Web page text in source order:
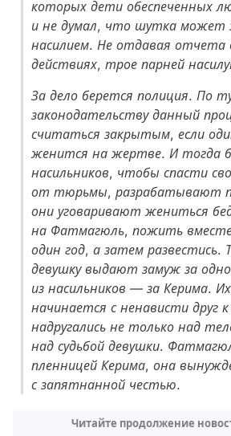
которых дети обеспеченных
и не думал, что шутка может
насилием. Не отдавая отчета
действиях, трое парней
За дело берется полиция. По
законодательству данный
считаться закрытым, если
женится на жертве. И тогда
насильников, чтобы спасти
от тюрьмы, разрабатывают
они уговаривают жениться
на Фатмагюль, пожить вместе
один год, а затем развестись.
девушку выдают замуж за
из насильников — за Керима.
начинается с ненависти друг к
надругались не только над
над судьбой девушки.
пленницей Керима, она
с запятнанной честью.
Читайте продолжение